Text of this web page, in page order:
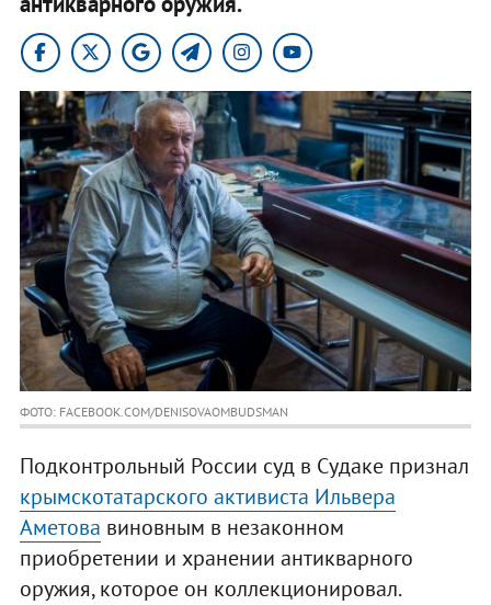
ФОТО: FACEBOOK.COM/DENISOVAOMBUDSMAN
Подконтрольный России суд в Судаке признал
крымскотатарского активиста Ильвера
Аметова виновным в незаконном
приобретении и хранении антикварного
оружия, которое он коллекционировал.